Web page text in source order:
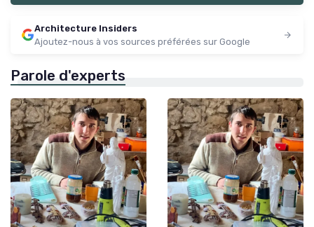
Architecture Insiders
Ajoutez-nous à vos sources préférées sur Google
Parole d'experts